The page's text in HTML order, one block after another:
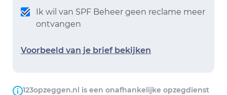
Ik wil van SPF Beheer geen reclame meer
ontvangen
Voorbeeld van je brief bekijken
123opzeggen.nl is een onafhankelijke opzegdienst